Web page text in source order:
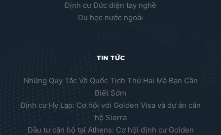
Định cư Đức diện tay nghề
Du học nước ngoài
TIN TỨC
Những Quy Tắc Về Quốc Tịch Thứ Hai Mà Bạn Cần
Biết Sớm
Định cư Hy Lạp: Cơ hội với Golden Visa và dự án căn
hộ Sierra
Đầu tư căn hộ tại Athens: Cơ hội định cư Golden